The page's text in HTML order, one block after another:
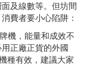
及線數等。但坊間
費者要小心陷阱：
機，能量和成效不
正廠正貨的外國
種有效，建議大家